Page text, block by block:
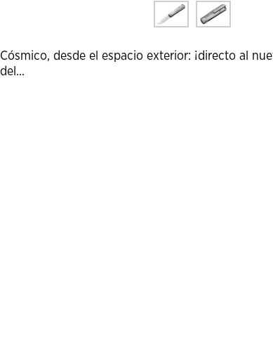
Cósmico, desde el espacio exterior: ¡directo al
del...